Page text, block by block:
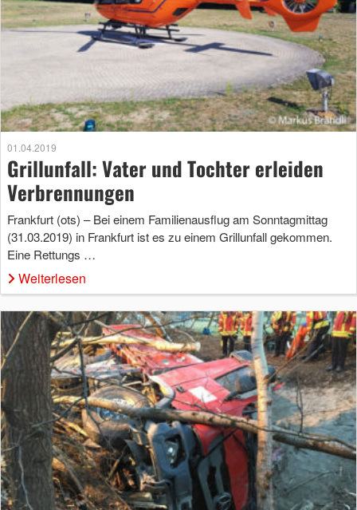
01.04.2019
Grillunfall: Vater und Tochter erleiden
Verbrennungen
Frankfurt (ots) – Bei einem Familienausflug am Sonntagmittag
(31.03.2019) in Frankfurt ist es zu einem Grillunfall gekommen.
Eine Rettungs …
Weiterlesen